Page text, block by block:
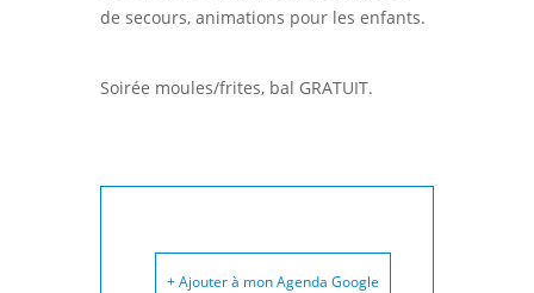
de secours, animations pour les enfants.
Soirée moules/frites, bal GRATUIT.
+ Ajouter à mon Agenda Google